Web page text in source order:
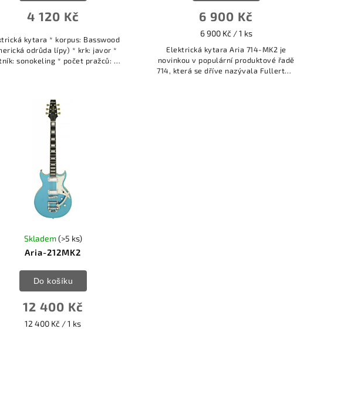
4 120 Kč
kytara * korpus: Basswood
odrůda lípy) * krk: javor *
sonokeling * počet pražců: 22
6 900 Kč
6 900 Kč / 1 ks
Elektrická kytara Aria 714-MK2 je
novinkou v populární produktové řadě
714, která se dříve nazývala Fullerton.
Aria-212MK2
Skladem(>5 ks)
12 400 Kč
12 400 Kč / 1 ks
Do košíku